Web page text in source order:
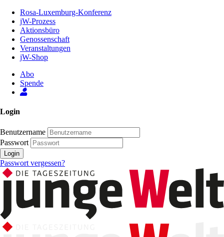
Inhalt
Seite
Rosa-Luxemburg-Konferenz
jW-Prozess
Aktionsbüro
Genossenschaft
Veranstaltungen
jW-Shop
Abo
Spende
Login
Benutzername
Passwort
Login
Passwort vergessen?